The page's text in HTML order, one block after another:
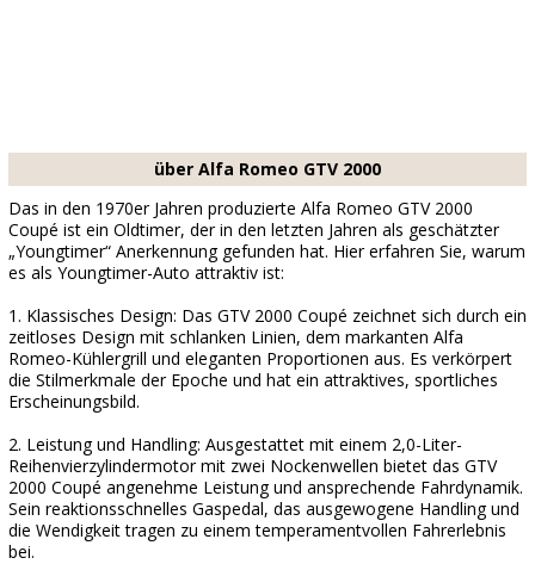
über Alfa Romeo GTV 2000
Das in den 1970er Jahren produzierte Alfa Romeo GTV 2000
Coupé ist ein Oldtimer, der in den letzten Jahren als geschätzter
„Youngtimer“ Anerkennung gefunden hat. Hier erfahren Sie, warum
es als Youngtimer-Auto attraktiv ist:
1. Klassisches Design: Das GTV 2000 Coupé zeichnet sich durch ein
zeitloses Design mit schlanken Linien, dem markanten Alfa
Romeo-Kühlergrill und eleganten Proportionen aus. Es verkörpert
die Stilmerkmale der Epoche und hat ein attraktives, sportliches
Erscheinungsbild.
2. Leistung und Handling: Ausgestattet mit einem 2,0-Liter-
Reihenvierzylindermotor mit zwei Nockenwellen bietet das GTV
2000 Coupé angenehme Leistung und ansprechende Fahrdynamik.
Sein reaktionsschnelles Gaspedal, das ausgewogene Handling und
die Wendigkeit tragen zu einem temperamentvollen Fahrerlebnis
bei.